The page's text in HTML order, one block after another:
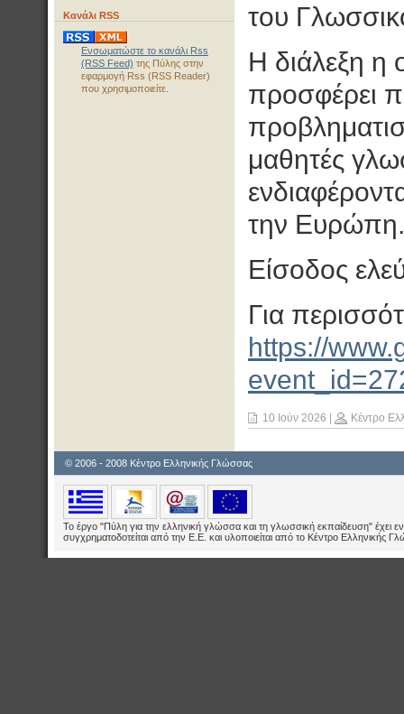
Κανάλι RSS
Ενσωματώστε το κανάλι Rss
(RSS Feed) της Πύλης στην
εφαρμογή Rss (RSS Reader)
που χρησιμοποιείτε.
του
Η διάλεξη η
προσφέρει
μαθητές
την Ευρώπη.
Είσοδος
Για
https://
10 Ιούν 2026 Κέντρο
© 2006 - 2008 Κέντρο Ελληνικής Γλώσσας
Το έργο "Πύλη για την ελληνική γλώσσα και τη γλωσσική εκπαίδευση" έχει
συγχρηματοδοτείται από την Ε.E. και υλοποιείται από το Κέντρο Ελληνικής